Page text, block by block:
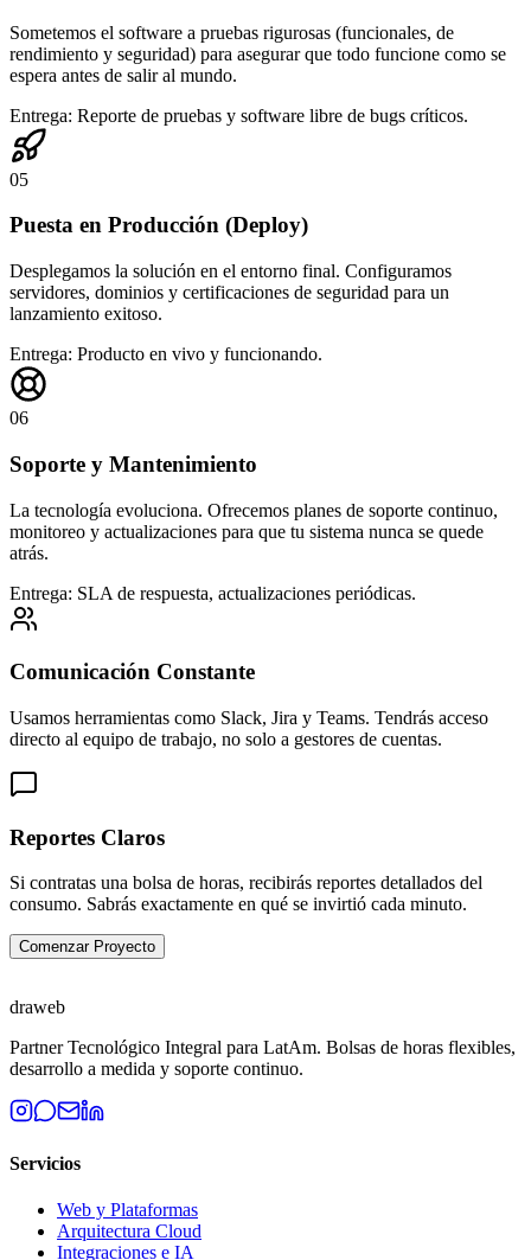
Sometemos el software a pruebas rigurosas (funcionales, de
rendimiento y seguridad) para asegurar que todo funcione como se
espera antes de salir al mundo.
Entrega: Reporte de pruebas y software libre de bugs críticos.
05
Puesta en Producción (Deploy)
Desplegamos la solución en el entorno final. Configuramos
servidores, dominios y certificaciones de seguridad para un
lanzamiento exitoso.
Entrega: Producto en vivo y funcionando.
06
Soporte y Mantenimiento
La tecnología evoluciona. Ofrecemos planes de soporte continuo,
monitoreo y actualizaciones para que tu sistema nunca se quede
atrás.
Entrega: SLA de respuesta, actualizaciones periódicas.
Comunicación Constante
Usamos herramientas como Slack, Jira y Teams. Tendrás acceso
directo al equipo de trabajo, no solo a gestores de cuentas.
Reportes Claros
Si contratas una bolsa de horas, recibirás reportes detallados del
consumo. Sabrás exactamente en qué se invirtió cada minuto.
Comenzar Proyecto
draweb
Partner Tecnológico Integral para LatAm. Bolsas de horas flexibles,
desarrollo a medida y soporte continuo.
Servicios
Web y Plataformas
Arquitectura Cloud
Integraciones e IA